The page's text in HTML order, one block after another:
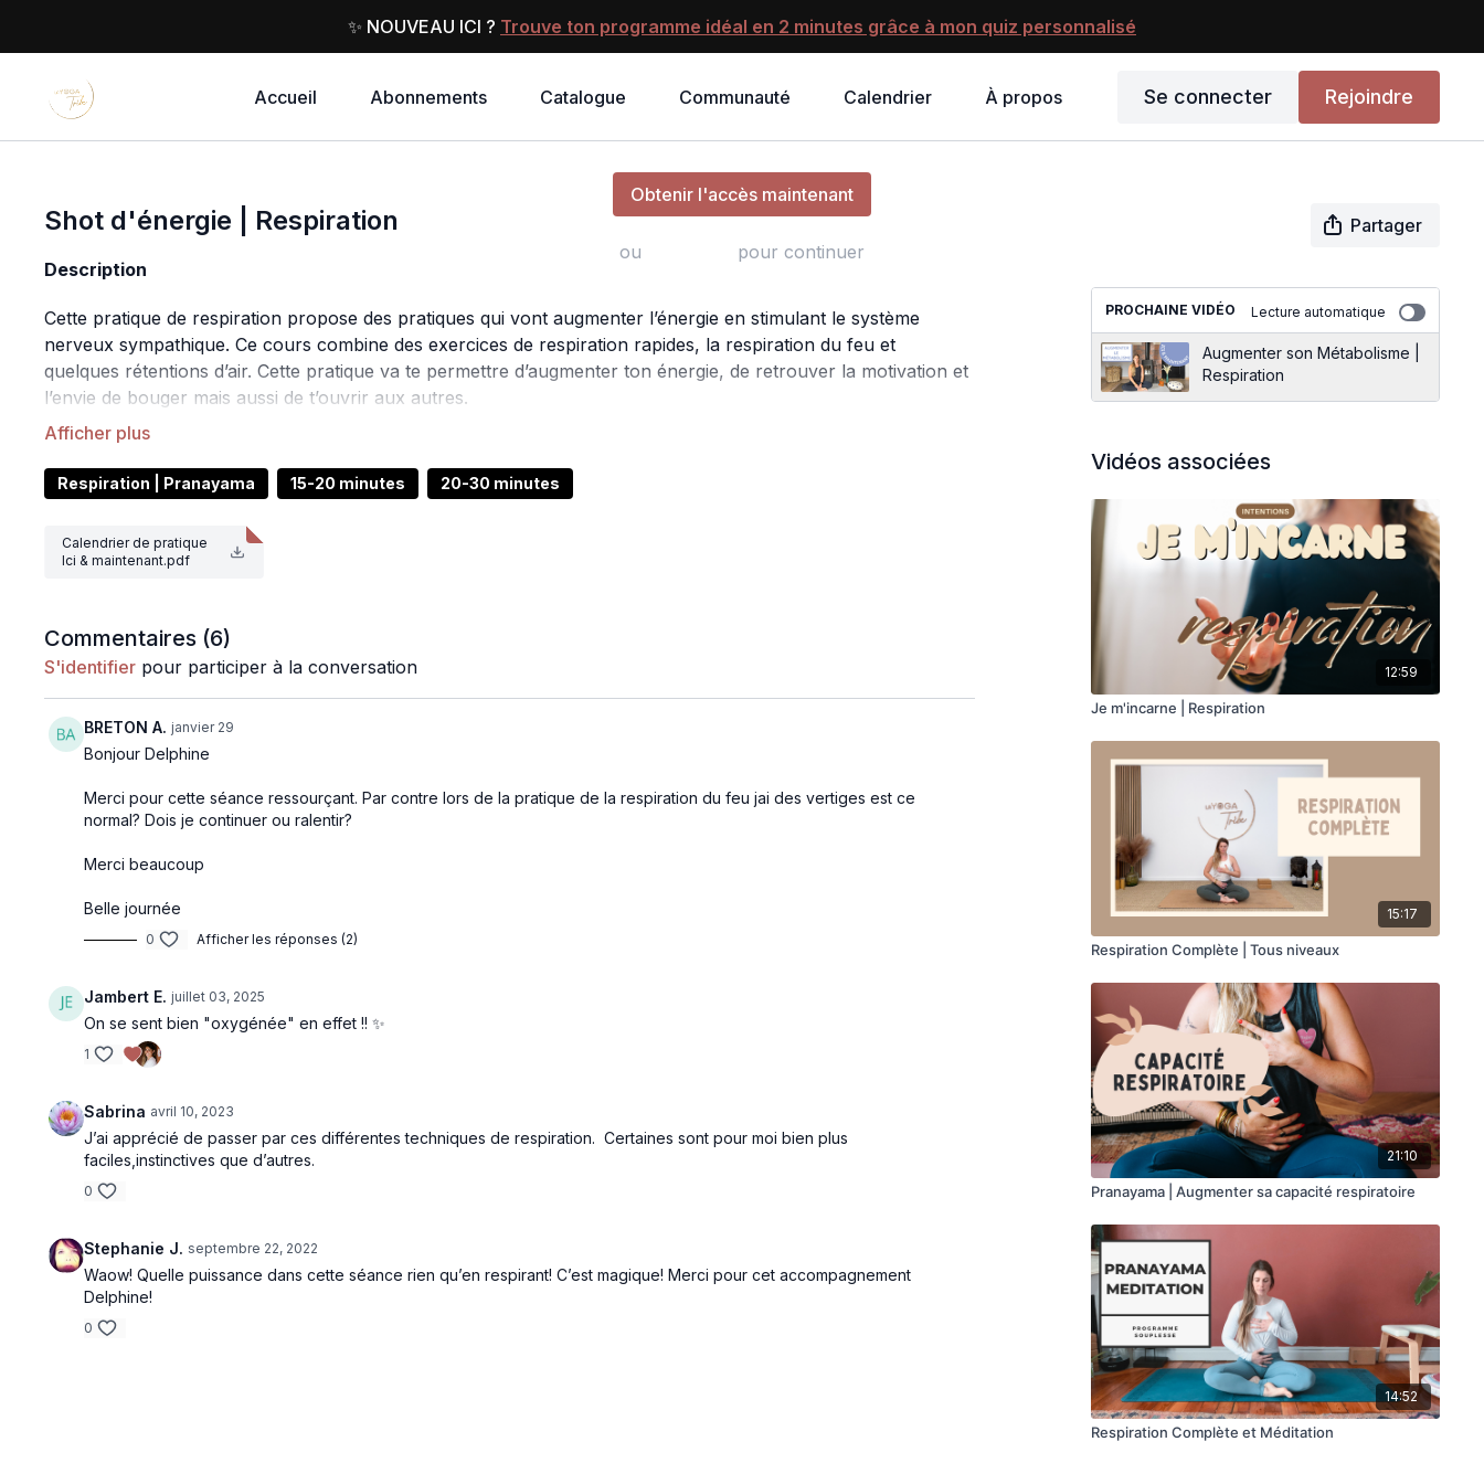
✨ NOUVEAU ICI ? Trouve ton programme idéal en 2 minutes grâce à mon quiz personnalisé
Accueil Abonnements Catalogue Communauté Calendrier À propos Se connecter Rejoindre
Shot d'énergie | Respiration
Obtenir l'accès maintenant
ou pour continuer
Shot d'énergie | Respiration
Partager
Description
Cette pratique de respiration propose des pratiques qui vont augmenter l’énergie en stimulant le système
nerveux sympathique. Ce cours combine des exercices de respiration rapides, la respiration du feu et
quelques rétentions d’air. Cette pratique va te permettre d’augmenter ton énergie, de retrouver la motivation et
l’envie de bouger mais aussi de t’ouvrir aux autres.
Pour bouger le corps et s’ouvrir il faut parfois énergiser et réveiller le mental. Et c’est exactement ce que va te
permettre cette pratique.
EXERCICES PROPOSES
Rétention d'air poumons pleins
Kapalabhati rapide
Respiration du lion
Respiration | Pranayama 15-20 minutes 20-30 minutes
Calendrier de pratique
Ici & maintenant.pdf
Commentaires (6)
S'identifier pour participer à la conversation
BRETON A. janvier 29
Bonjour Delphine
Merci pour cette séance ressourçant. Par contre lors de la pratique de la respiration du feu jai des vertiges est ce
normal? Dois je continuer ou ralentir?
Merci beaucoup
Belle journée
0 Afficher les réponses (2)
Jambert E. juillet 03, 2025
On se sent bien "oxygénée" en effet !! ✨
1
Sabrina avril 10, 2023
J’ai apprécié de passer par ces différentes techniques de respiration. Certaines sont pour moi bien plus
faciles,instinctives que d’autres.
0
Stephanie J. septembre 22, 2022
Waow! Quelle puissance dans cette séance rien qu’en respirant! C’est magique! Merci pour cet accompagnement
Delphine!
0
PROCHAINE VIDÉO Lecture automatique
Augmenter son Métabolisme |
Respiration
Vidéos associées
12:59
Je m'incarne | Respiration
15:17
Respiration Complète | Tous niveaux
21:10
Pranayama | Augmenter sa capacité respiratoire
14:52
Respiration Complète et Méditation